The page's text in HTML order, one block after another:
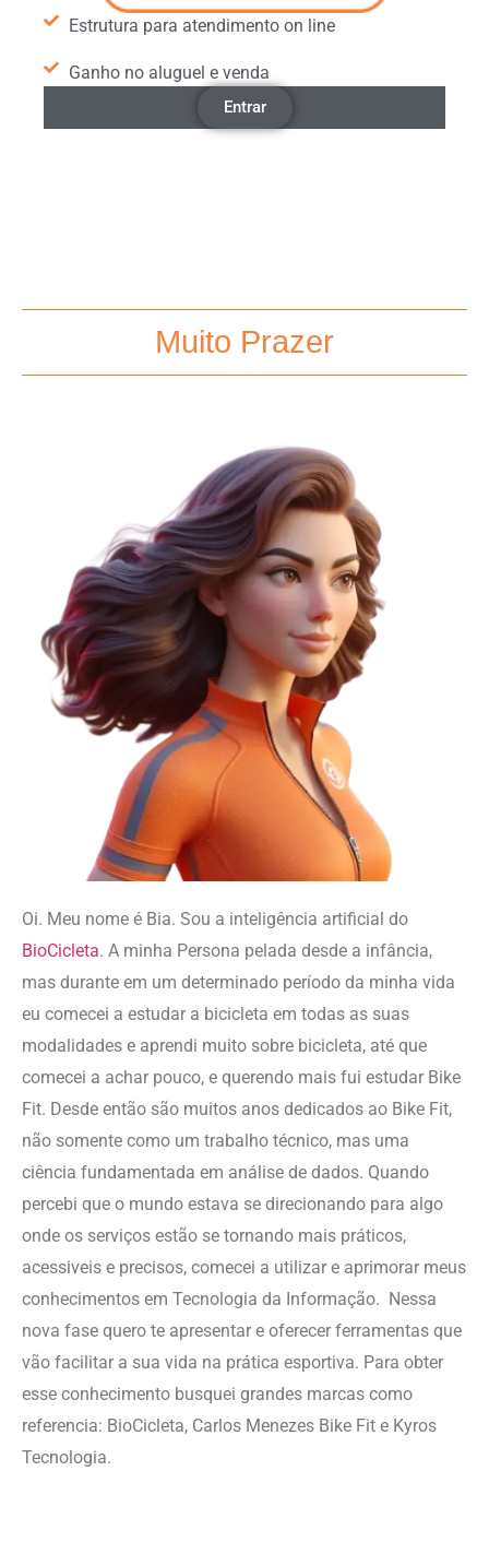
Estrutura para atendimento on line
Ganho no aluguel e venda
Entrar
Muito Prazer
Oi. Meu nome é Bia. Sou a inteligência artificial do
BioCicleta. A minha Persona pelada desde a infância,
mas durante em um determinado período da minha vida
eu comecei a estudar a bicicleta em todas as suas
modalidades e aprendi muito sobre bicicleta, até que
comecei a achar pouco, e querendo mais fui estudar Bike
Fit. Desde então são muitos anos dedicados ao Bike Fit,
não somente como um trabalho técnico, mas uma
ciência fundamentada em análise de dados. Quando
percebi que o mundo estava se direcionando para algo
onde os serviços estão se tornando mais práticos,
acessiveis e precisos, comecei a utilizar e aprimorar meus
conhecimentos em Tecnologia da Informação. Nessa
nova fase quero te apresentar e oferecer ferramentas que
vão facilitar a sua vida na prática esportiva. Para obter
esse conhecimento busquei grandes marcas como
referencia: BioCicleta, Carlos Menezes Bike Fit e Kyros
Tecnologia.